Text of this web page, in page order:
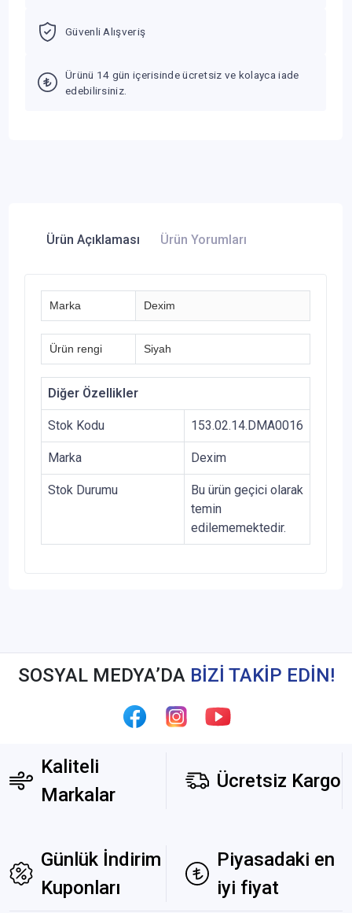
Güvenli Alışveriş
Ürünü 14 gün içerisinde ücretsiz ve kolayca iade
edebilirsiniz.
Ürün Açıklaması Ürün Yorumları
Marka Dexim
Ürün rengi Siyah
Diğer Özellikler
Stok Kodu 153.02.14.DMA0016
Marka Dexim
Stok Durumu
Bu ürün geçici olarak
temin
edilememektedir.
SOSYAL MEDYA’DA BİZİ TAKİP EDİN!
Kaliteli
Markalar
Ücretsiz Kargo
Günlük İndirim
Kuponları
Piyasadaki en
iyi fiyat